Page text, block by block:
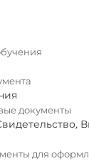
документы
,
для